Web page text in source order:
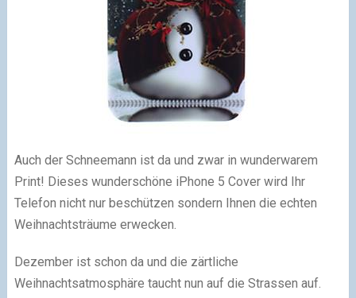
Auch der Schneemann ist da und zwar in wunderwarem
Print! Dieses wunderschöne iPhone 5 Cover wird Ihr
Telefon nicht nur beschützen sondern Ihnen die echten
Weihnachtsträume erwecken.
Dezember ist schon da und die zärtliche
Weihnachtsatmosphäre taucht nun auf die Strassen auf.